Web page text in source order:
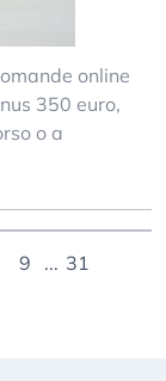
online
350 euro,
o a
9 ... 31